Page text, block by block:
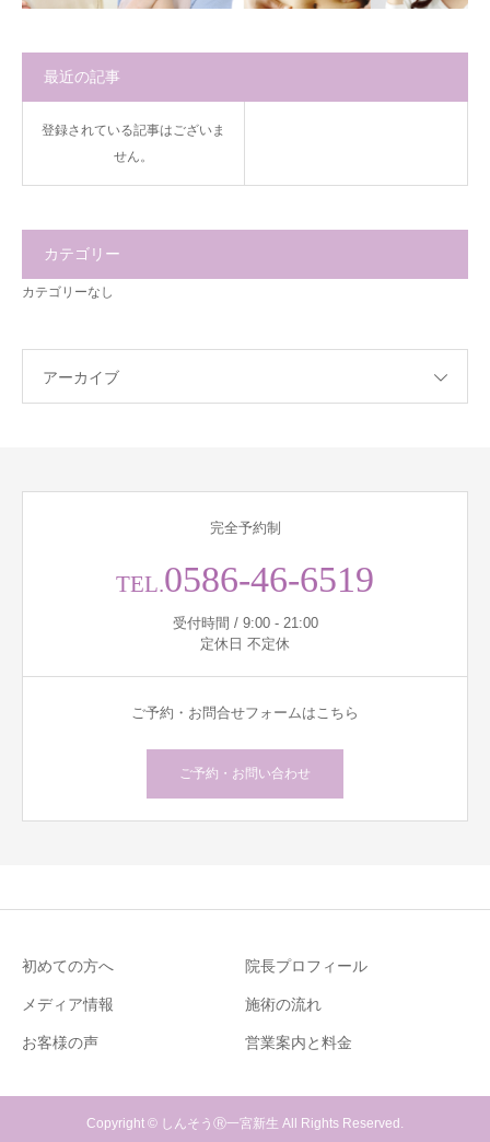
最近の記事
登録されている記事はございま
せん。
カテゴリー
カテゴリーなし
アーカイブ
完全予約制
TEL.0586-46-6519
受付時間 / 9:00 - 21:00
定休日 不定休
ご予約・お問合せフォームはこちら
ご予約・お問い合わせ
初めての方へ 院長プロフィール
メディア情報 施術の流れ
お客様の声 営業案内と料金
Copyright © しんそうⓇ一宮新生 All Rights Reserved.